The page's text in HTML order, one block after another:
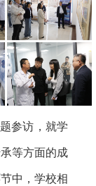
参访，就学
等方面的成
中，学校相